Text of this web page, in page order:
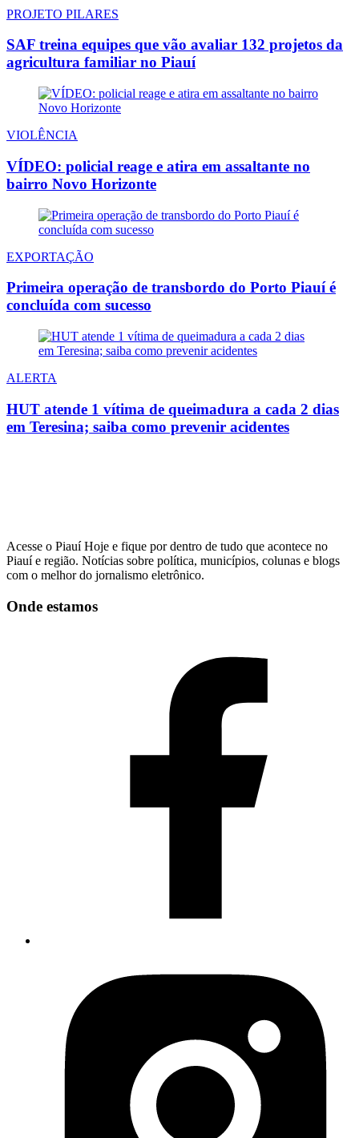
PROJETO PILARES
SAF treina equipes que vão avaliar 132 projetos da
agricultura familiar no Piauí
VIOLÊNCIA
VÍDEO: policial reage e atira em assaltante no
bairro Novo Horizonte
EXPORTAÇÃO
Primeira operação de transbordo do Porto Piauí é
concluída com sucesso
ALERTA
HUT atende 1 vítima de queimadura a cada 2 dias
em Teresina; saiba como prevenir acidentes
Acesse o Piauí Hoje e fique por dentro de tudo que acontece no
Piauí e região. Notícias sobre política, municípios, colunas e blogs
com o melhor do jornalismo eletrônico.
Onde estamos